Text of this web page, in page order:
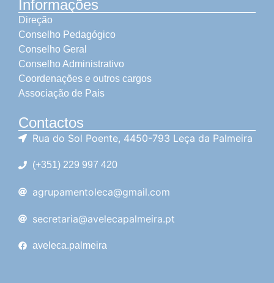
Informações
Direção
Conselho Pedagógico
Conselho Geral
Conselho Administrativo
Coordenações e outros cargos
Associação de Pais
Contactos
Rua do Sol Poente, 4450-793 Leça da Palmeira
(+351) 229 997 420
agrupamentoleca@gmail.com
secretaria@avelecapalmeira.pt
aveleca.palmeira